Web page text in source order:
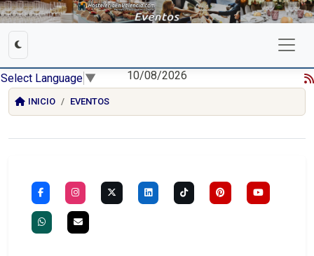
Select Language ▼ 10/08/2026
INICIO EVENTOS